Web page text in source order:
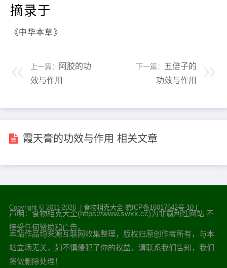
摘录于
《中华本草》
上一篇：
阿胶的功
效与作用
下一篇：
五倍子的
功效与作用
霞天膏的功效与作用 相关文章
Copyright © 2011-2026 | 食物相克大全 皖ICP备16017542号-10|
声明：食物相克大全(https://www.swxk.cc)为非赢利性网站 不
接受任何赞助和广告。
本站作品均来源互联网收集整理，版权归原创作者所有，与本
站立场无关，如不慎侵犯了你的权益，请联系我们告知，我们
将做删除处理！